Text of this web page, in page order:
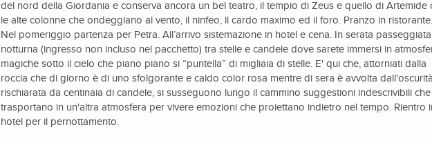
del nord della Giordania e conserva ancora un bel teatro, il tempio di Zeus e quello di Artemide
le alte colonne che ondeggiano al vento, il ninfeo, il cardo maximo ed il foro. Pranzo in ristorante.
Nel pomeriggio partenza per Petra. All’arrivo sistemazione in hotel e cena. In serata passeggiata
notturna (ingresso non incluso nel pacchetto) tra stelle e candele dove sarete immersi in
magiche sotto il cielo che piano piano si “puntella” di migliaia di stelle. E' qui che, attorniati dalla
roccia che di giorno è di uno sfolgorante e caldo color rosa mentre di sera è avvolta
rischiarata da centinaia di candele, si susseguono lungo il cammino suggestioni indescrivibili che
trasportano in un'altra atmosfera per vivere emozioni che proiettano indietro nel tempo. Rientro
hotel per il pernottamento.